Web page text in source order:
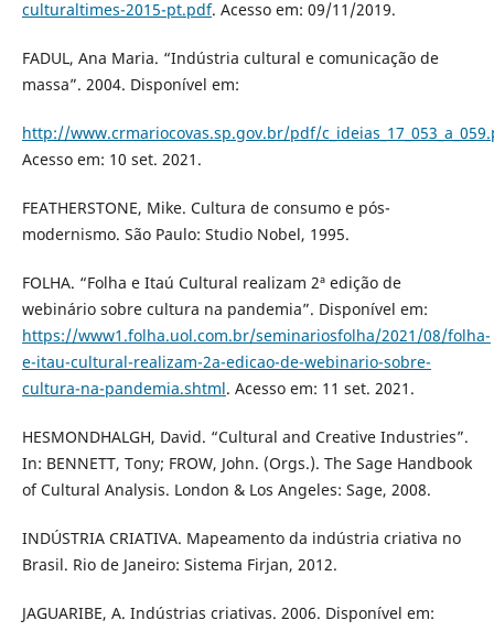
culturaltimes-2015-pt.pdf. Acesso em: 09/11/2019.
FADUL, Ana Maria. “Indústria cultural e comunicação de
massa”. 2004. Disponível em:
http://www.crmariocovas.sp.gov.br/pdf/
Acesso em: 10 set. 2021.
FEATHERSTONE, Mike. Cultura de consumo e pós-
modernismo. São Paulo: Studio Nobel, 1995.
FOLHA. “Folha e Itaú Cultural realizam 2ª edição de
webinário sobre cultura na pandemia”. Disponível em:
https://www1.folha.uol.com.br/seminariosfolha/2021/08/folha-
e-itau-cultural-realizam-2a-edicao-de-webinario-sobre-
cultura-na-pandemia.shtml. Acesso em: 11 set. 2021.
HESMONDHALGH, David. “Cultural and Creative Industries”.
In: BENNETT, Tony; FROW, John. (Orgs.). The Sage Handbook
of Cultural Analysis. London & Los Angeles: Sage, 2008.
INDÚSTRIA CRIATIVA. Mapeamento da indústria criativa no
Brasil. Rio de Janeiro: Sistema Firjan, 2012.
JAGUARIBE, A. Indústrias criativas. 2006. Disponível em: